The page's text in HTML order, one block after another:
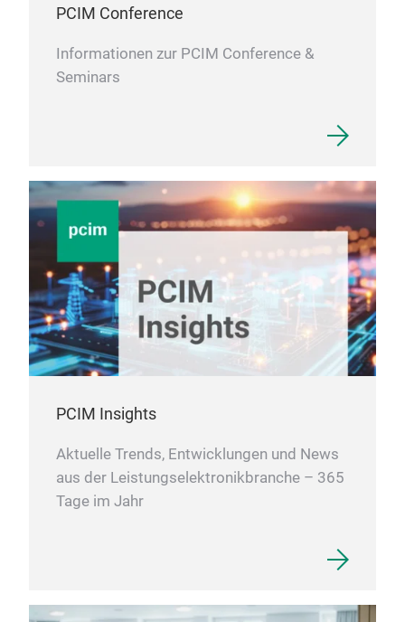
PCIM Conference
Informationen zur PCIM Conference &
Seminars
PCIM Insights
Aktuelle Trends, Entwicklungen und News
aus der Leistungselektronikbranche – 365
Tage im Jahr